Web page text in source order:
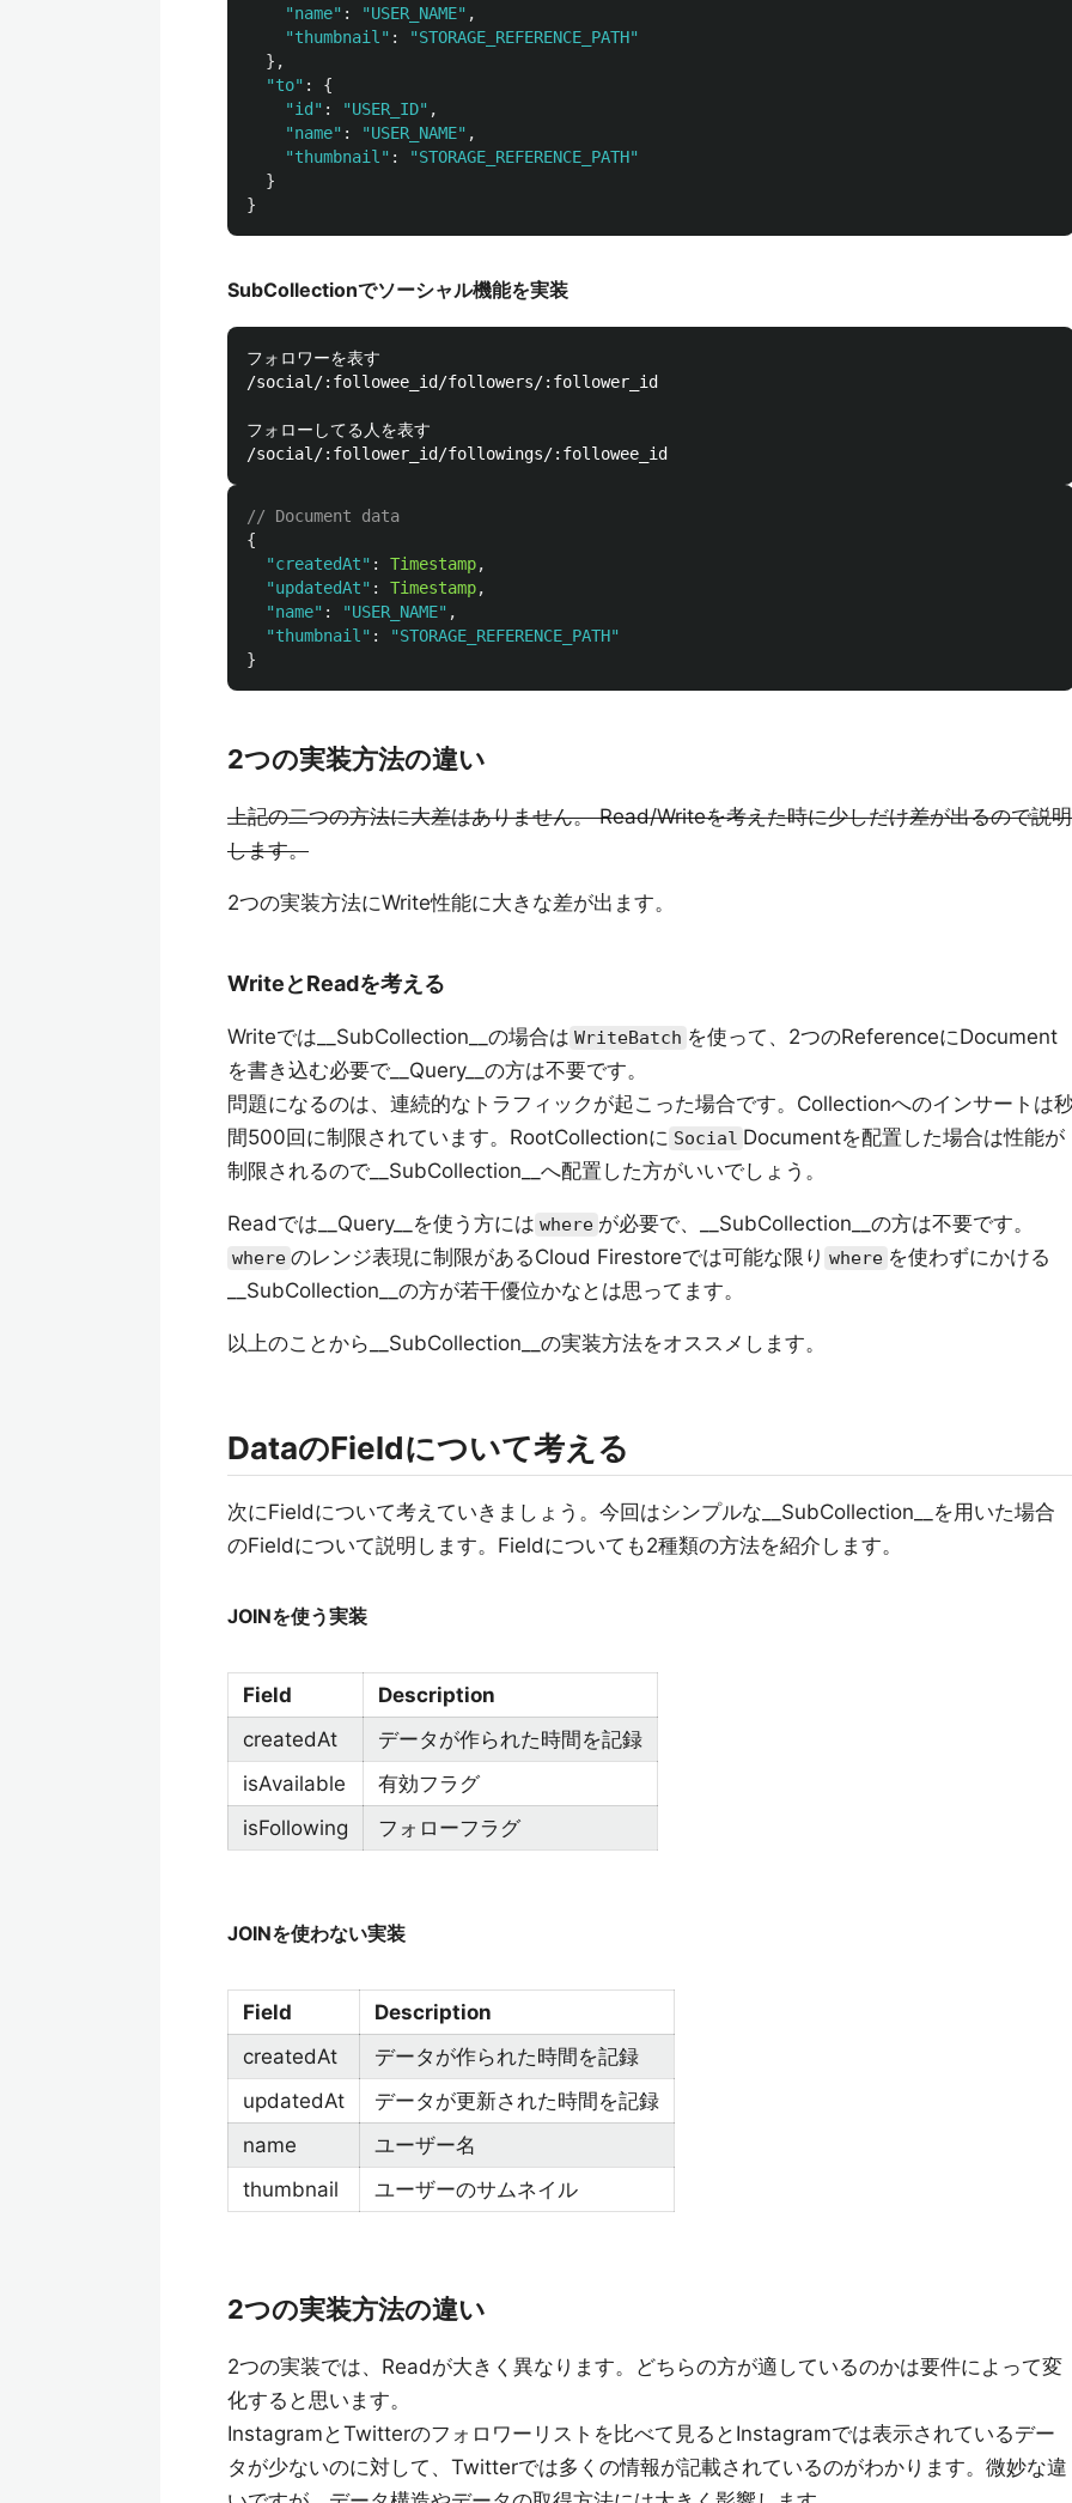
"name" : "USER_NAME" ,
"thumbnail " : "STORAGE_REFERENCE_PATH"
},
"to" :
{
"id " : "USER_ID" ,
"name" : "USER_NAME" ,
"thumbnail " : "STORAGE_REFERENCE_PATH"
}
}
SubCollectionでソーシャル機能を実装
フォロワーを表す
/social/:followee_id/followers/:follower_id
フォローしてる人を表す
// Document data
{
"createdAt" : Timestamp,
"updatedAt" : Timestamp,
"name" : "USER_NAME" ,
"thumbnail " : "STORAGE_REFERENCE_PATH"
}
2つの実装方法の違い
上記の二つの方法に大差はありません。 Read/Writeを考えた時に少しだけ差が出るので説明
します。
2つの実装方法にWrite性能に大きな差が出ます。
WriteとReadを考える
Writeでは__SubCollection__の場合は WriteBatch を使って、2つのReferenceにDocument
を書き込む必要で__Query__の方は不要です。
問題になるのは、連続的なトラフィックが起こった場合です。Collectionへのインサートは
間500回に制限されています。RootCollectionに Social Documentを配置した場合は性能が
制限されるので__SubCollection__へ配置した方がいいでしょう。
Readでは__Query__を使う方には where が必要で、__SubCollection__の方は不要です。
where のレンジ表現に制限があるCloud Firestoreでは可能な限り where を使わずにかける
__SubCollection__の方が若干優位かなとは思ってます。
以上のことから__SubCollection__の実装方法をオススメします。
DataのFieldについて考える
次にFieldについて考えていきましょう。今回はシンプルな__SubCollection__を用いた場合
のFieldについて説明します。Fieldについても2種類の方法を紹介します。
JOINを使う実装
Field
Description
createdAt
データが作られた時間を記録
isAvailable
有効フラグ
isFollowing
フォローフラグ
JOINを使わない実装
Field
Description
createdAt
データが作られた時間を記録
updatedAt
データが更新された時間を記録
name
ユーザー名
thumbnail
ユーザーのサムネイル
2つの実装方法の違い
2つの実装では、Readが大きく異なります。どちらの方が適しているのかは要件によって変
化すると思います。
InstagramとTwitterのフォロワーリストを比べて見るとInstagramでは表示されているデー
タが少ないのに対して、Twitterでは多くの情報が記載されているのがわかります。微妙な違